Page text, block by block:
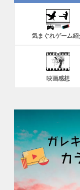
気まぐれゲーム紹
映画感想